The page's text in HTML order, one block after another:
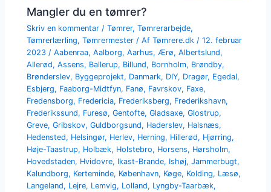
Mangler du en tømrer?
Skriv en kommentar /Tømrer,Tømrerarbejde,
Tømrerlærling,Tømrermester / AfTømrere.dk /12. februar
2023 /Aabenraa,Aalborg,Aarhus, Ærø,Albertslund,
Allerød,Assens, Ballerup, Billund, Bornholm, Brøndby,
Brønderslev, Byggeprojekt, Danmark, DIY, Dragør, Egedal,
Esbjerg, Faaborg-Midtfyn, Fanø, Favrskov, Faxe,
Fredensborg, Fredericia, Frederiksberg, Frederikshavn,
Frederikssund, Furesø,Gentofte,Gladsaxe,Glostrup,
Greve,Gribskov,Guldborgsund, Haderslev, Halsnæs,
Hedensted, Helsingør, Herlev, Herning, Hillerød, Hjørring,
Høje-Taastrup, Holbæk, Holstebro, Horsens, Hørsholm,
Hovedstaden, Hvidovre, Ikast-Brande, Ishøj,Jammerbugt,
Kalundborg, Kerteminde, København, Køge, Kolding, Læsø,
Langeland, Lejre, Lemvig, Lolland, Lyngby-Taarbæk,